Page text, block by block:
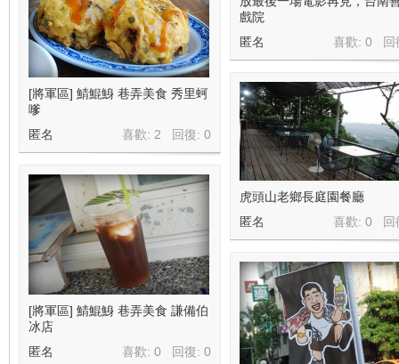
戲院
喜歡: 0 回
匿名
[將軍區] 鯖鯤鯓 巷弄美食 秀里蚵
嗲
喜歡: 2 回復: 0
匿名
虎頭山老鄉長庭園餐廳
喜歡: 0 回
匿名
[將軍區] 鯖鯤鯓 巷弄美食 謙備伯
冰店
喜歡: 0 回復: 0
匿名